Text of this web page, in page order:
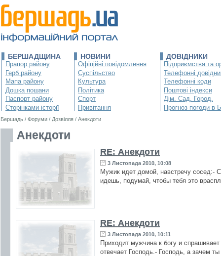
БЕРШАДЩИНА
Прапор району
Герб району
Мапа району
Дошка пошани
Паспорт району
Сторінками історії
НОВИНИ
Офіційні повідомлення
Суспільство
Культура
Політика
Спорт
Привітання
ДОВІДНИКИ
Підприємства та
Телефонні
Телефонні коди
Поштові індекси
Дім. Сад. Город.
Прогноз погоди в
Бершадь / Форуми / Дозвілля / Анекдоти
Анекдоти
RE: Анекдоти
3 Листопада 2010, 10:08
Мужик идет домой, навстречу сосед:-
идешь, подумай, чтобы тебя это
RE: Анекдоти
3 Листопада 2010, 10:11
Приходит мужчина к богу и
отвечает Господь.- Господь, а зачем